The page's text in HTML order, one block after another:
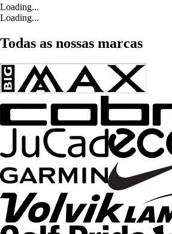
Loading...
Loading...
Todas as nossas marcas